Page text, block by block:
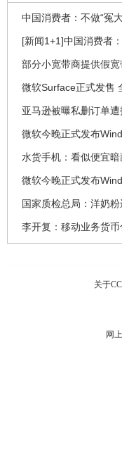
中国消费者：不做“冤
[新闻1+1]中国消费者
部分小宽带商提供假
微软Surface正式发售
亚马逊被曝私删订单
微软今晚正式发布
水货手机：看似便宜
微软今晚正式发布
国家质检总局：洋奶
李开复：移动业务货
关于
网